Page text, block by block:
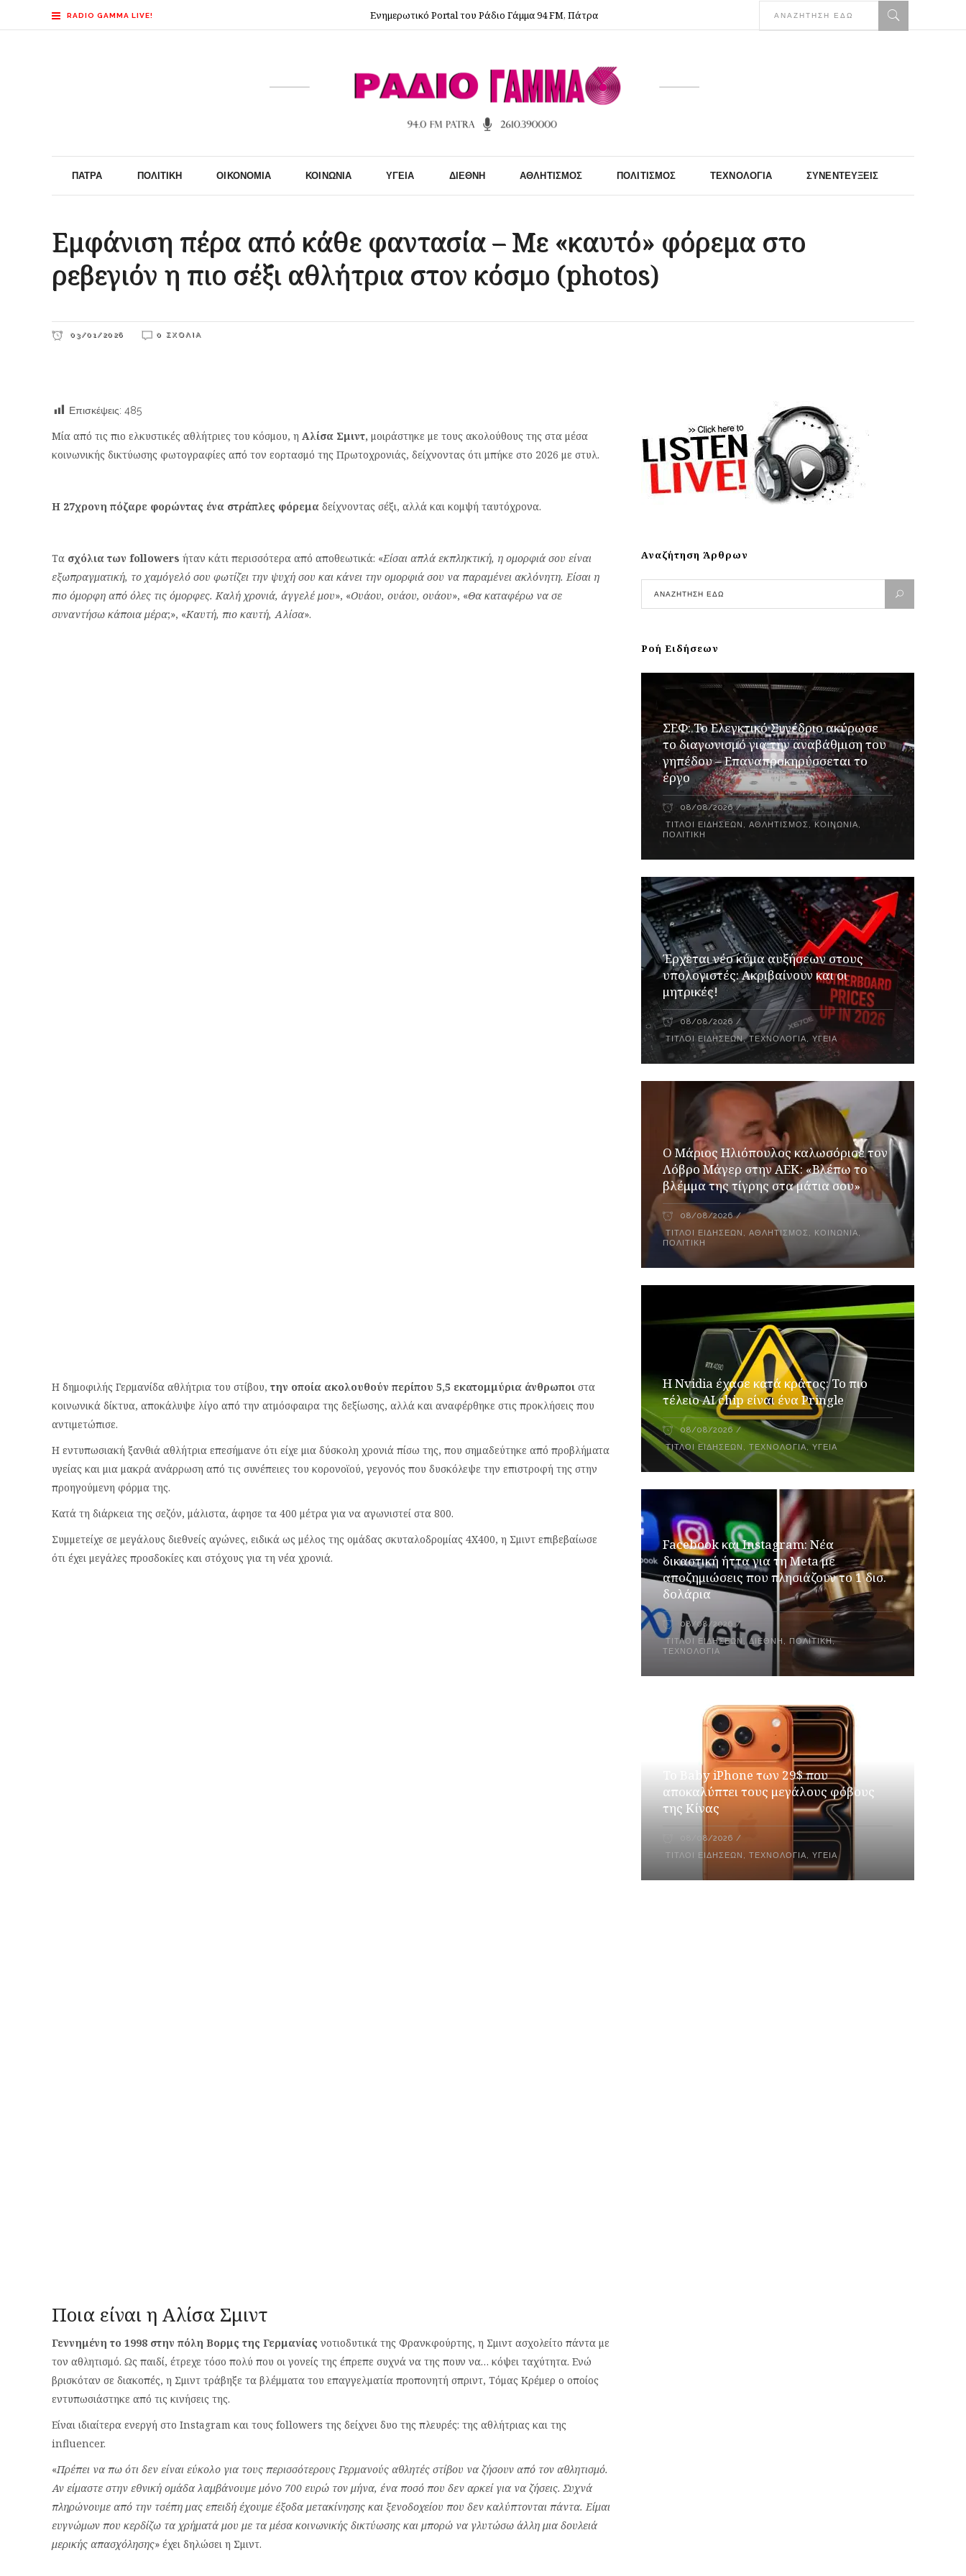
RADIO GAMMA LIVE! Ενημερωτικό Portal του Ράδιο Γάμμα 94 FM, Πάτρα
ΠΆΤΡΑ ΠΟΛΙΤΙΚΉ ΟΙΚΟΝΟΜΊΑ ΚΟΙΝΩΝΊΑ ΥΓΕΊΑ ΔΙΕΘΝΉ ΑΘΛΗΤΙΣΜΌΣ ΠΟΛΙΤΙΣΜΌΣ ΤΕΧΝΟΛΟΓΊΑ ΣΥΝΕΝΤΕΎΞΕΙΣ
Εμφάνιση πέρα από κάθε φαντασία – Με «καυτό» φόρεμα στο
ρεβεγιόν η πιο σέξι αθλήτρια στον κόσμο (photos)
03/01/2026 0 ΣΧΌΛΙΑ
Επισκέψεις: 485
Μία από τις πιο ελκυστικές αθλήτριες του κόσμου, η Αλίσα Σμιντ, μοιράστηκε με τους ακολούθους της στα μέσα
κοινωνικής δικτύωσης φωτογραφίες από τον εορτασμό της Πρωτοχρονιάς, δείχνοντας ότι μπήκε στο 2026 με στυλ.
Η 27χρονη πόζαρε φορώντας ένα στράπλες φόρεμα δείχνοντας σέξι, αλλά και κομψή ταυτόχρονα.
Τα σχόλια των followers ήταν κάτι περισσότερα από αποθεωτικά: «Είσαι απλά εκπληκτική, η ομορφιά σου είναι
εξωπραγματική, το χαμόγελό σου φωτίζει την ψυχή σου και κάνει την ομορφιά σου να παραμένει ακλόνητη. Είσαι η
πιο όμορφη από όλες τις όμορφες. Καλή χρονιά, άγγελέ μου», «Ουάου, ουάου, ουάου», «Θα καταφέρω να σε
συναντήσω κάποια μέρα;», «Καυτή, πιο καυτή, Αλίσα».
Η δημοφιλής Γερμανίδα αθλήτρια του στίβου, την οποία ακολουθούν περίπου 5,5 εκατομμύρια άνθρωποι στα
κοινωνικά δίκτυα, αποκάλυψε λίγο από την ατμόσφαιρα της δεξίωσης, αλλά και αναφέρθηκε στις προκλήσεις που
αντιμετώπισε.
Η εντυπωσιακή ξανθιά αθλήτρια επεσήμανε ότι είχε μια δύσκολη χρονιά πίσω της, που σημαδεύτηκε από προβλήματα
υγείας και μια μακρά ανάρρωση από τις συνέπειες του κορονοϊού, γεγονός που δυσκόλεψε την επιστροφή της στην
προηγούμενη φόρμα της.
Κατά τη διάρκεια της σεζόν, μάλιστα, άφησε τα 400 μέτρα για να αγωνιστεί στα 800.
Συμμετείχε σε μεγάλους διεθνείς αγώνες, ειδικά ως μέλος της ομάδας σκυταλοδρομίας 4Χ400, η Σμιντ επιβεβαίωσε
ότι έχει μεγάλες προσδοκίες και στόχους για τη νέα χρονιά.
Ποια είναι η Αλίσα Σμιντ
Γεννημένη το 1998 στην πόλη Βορμς της Γερμανίας νοτιοδυτικά της Φρανκφούρτης, η Σμιντ ασχολείτο πάντα με
τον αθλητισμό. Ως παιδί, έτρεχε τόσο πολύ που οι γονείς της έπρεπε συχνά να της πουν να… κόψει ταχύτητα. Ενώ
βρισκόταν σε διακοπές, η Σμιντ τράβηξε τα βλέμματα του επαγγελματία προπονητή σπριντ, Τόμας Κρέμερ ο οποίος
εντυπωσιάστηκε από τις κινήσεις της.
Είναι ιδιαίτερα ενεργή στο Instagram και τους followers της δείχνει δυο της πλευρές: της αθλήτριας και της
influencer.
«Πρέπει να πω ότι δεν είναι εύκολο για τους περισσότερους Γερμανούς αθλητές στίβου να ζήσουν από τον αθλητισμό.
Αν είμαστε στην εθνική ομάδα λαμβάνουμε μόνο 700 ευρώ τον μήνα, ένα ποσό που δεν αρκεί για να ζήσεις. Συχνά
πληρώνουμε από την τσέπη μας επειδή έχουμε έξοδα μετακίνησης και ξενοδοχείου που δεν καλύπτονται πάντα. Είμαι
ευγνώμων που κερδίζω τα χρήματά μου με τα μέσα κοινωνικής δικτύωσης και μπορώ να γλυτώσω άλλη μια δουλειά
μερικής απασχόλησης» έχει δηλώσει η Σμιντ.
Αναζήτηση Άρθρων
Ροή Ειδήσεων
ΣΕΦ: Το Ελεγκτικό Συνέδριο ακύρωσε
το διαγωνισμό για την αναβάθμιση του
γηπέδου – Επαναπροκηρύσσεται το
έργο
08/08/2026
ΤΊΤΛΟΙ ΕΙΔΉΣΕΩΝ ,ΑΘΛΗΤΙΣΜΌΣ, ΚΟΙΝΩΝΊΑ,
ΠΟΛΙΤΙΚΉ
Έρχεται νέο κύμα αυξήσεων στους
υπολογιστές: Ακριβαίνουν και οι
μητρικές!
08/08/2026
ΤΊΤΛΟΙ ΕΙΔΉΣΕΩΝ,ΤΕΧΝΟΛΟΓΊΑ,ΥΓΕΊΑ
Ο Μάριος Ηλιόπουλος καλωσόρισε τον
Λόβρο Μάγερ στην ΑΕΚ: «Βλέπω το
βλέμμα της τίγρης στα μάτια σου»
08/08/2026
ΤΊΤΛΟΙ ΕΙΔΉΣΕΩΝ ,ΑΘΛΗΤΙΣΜΌΣ , ΚΟΙΝΩΝΊΑ,
ΠΟΛΙΤΙΚΉ
Η Nvidia έχασε κατά κράτος: Το πιο
τέλειο AI chip είναι ένα Pringle
08/08/2026
ΤΊΤΛΟΙ ΕΙΔΉΣΕΩΝ ,ΤΕΧΝΟΛΟΓΊΑ,ΥΓΕΊΑ
Facebook και Instagram: Νέα
δικαστική ήττα για τη Meta με
αποζημιώσεις που πλησιάζουν το 1 δισ.
δολάρια
08/08/2026
ΤΊΤΛΟΙ ΕΙΔΉΣΕΩΝ ,ΔΙΕΘΝΉ , ΠΟΛΙΤΙΚΉ,
ΤΕΧΝΟΛΟΓΊΑ
Το Baby iPhone των 29$ που
αποκαλύπτει τους μεγάλους φόβους
της Κίνας
08/08/2026
ΤΊΤΛΟΙ ΕΙΔΉΣΕΩΝ ,ΤΕΧΝΟΛΟΓΊΑ,ΥΓΕΊΑ